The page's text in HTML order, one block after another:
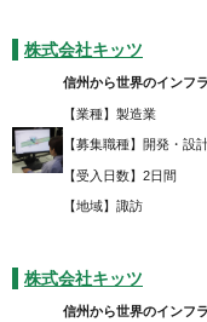
株式会社キッツ
信州から世界のインフ
【業種】製造業
【募集職種】開発・設
【受入日数】2日間
【地域】
株式会社キッツ
信州から世界のインフ